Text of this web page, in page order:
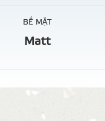
BỀ MẶT
Matt